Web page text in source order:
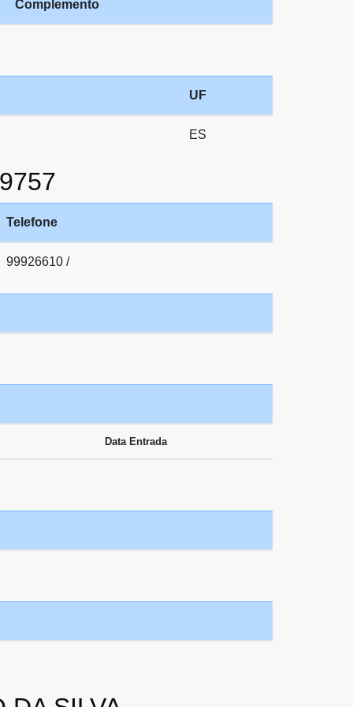
Complemento
UF
ES
Telefone
99926610 /
Data Entrada